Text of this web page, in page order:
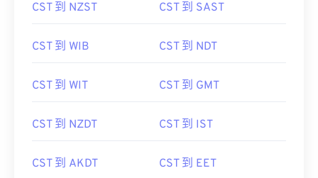
CST 到 NZST CST 到 SAST
CST 到 WIB CST 到 NDT
CST 到 WIT CST 到 GMT
CST 到 NZDT CST 到 IST
CST 到 AKDT CST 到 EET